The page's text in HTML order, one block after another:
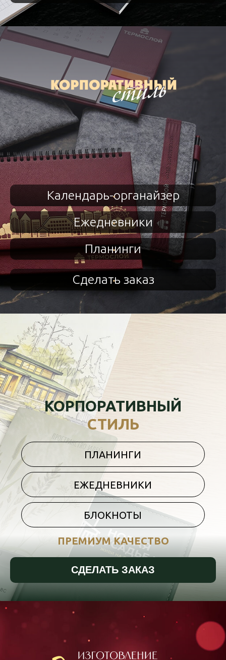
Сделать заказ
Ежедневники
Календарь-органайзер
Планинги
СТИЛЬ
СДЕЛАТЬ ЗАКАЗ
ПРЕМИУМ КАЧЕСТВО
КОРПОРАТИВНЫЙ
ЕЖЕДНЕВНИКИ
ПЛАНИНГИ
БЛОКНОТЫ